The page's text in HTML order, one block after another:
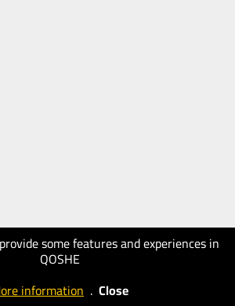
some features and experiences in
QOSHE
information . Close